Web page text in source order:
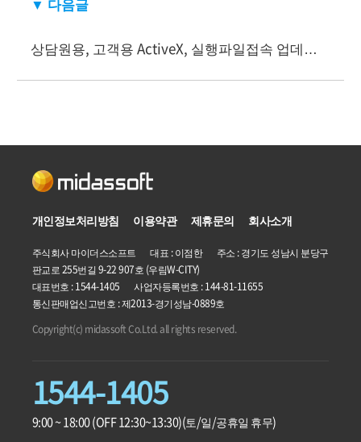
상담원용, 고객용 ActiveX, 실행파일접속 업데이트 공지
개인정보처리방침 이용약관 제휴문의 회사소개
주식회사 마이더스소프트 대표 : 이점한 주소 : 경기도 성남시 분당구
판교로 255번길 9-22 907호 (우림W-CITY)
대표번호 : 1544-1405 사업자등록번호 :144-81-11655
통신판매업신고번호 : 제2013-경기성남-0889호
Copyright(c) midassoft Co.Ltd. all rights reserved.
1544-1405
9:00 ~ 18:00 (OFF 12:30~13:30)(토/일/공휴일 휴무)